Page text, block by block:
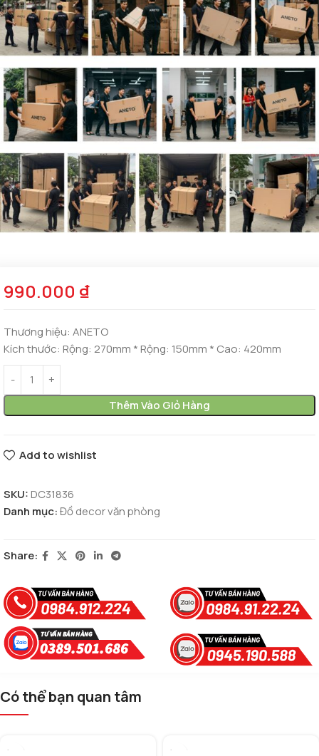
990.000 ₫
Thương hiệu: ANETO
Kích thước: Rộng: 270mm * Rộng: 150mm * Cao: 420mm
Thêm Vào Giỏ Hàng
Add to wishlist
SKU:DC31836
Danh mục:Đồ decor văn phòng
Share:
Có thể bạn quan tâm